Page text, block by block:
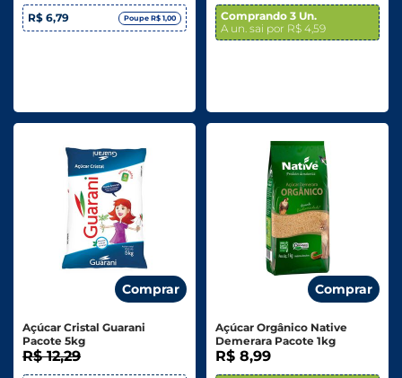
R$ 6,79 Poupe R$ 1,00
Comprando 3 Un.
A un. sai por R$ 4,59
Comprar
Açúcar Cristal Guarani
Pacote 5kg
R$ 12,29
Comprar
Açúcar Orgânico Native
Demerara Pacote 1kg
R$ 8,99